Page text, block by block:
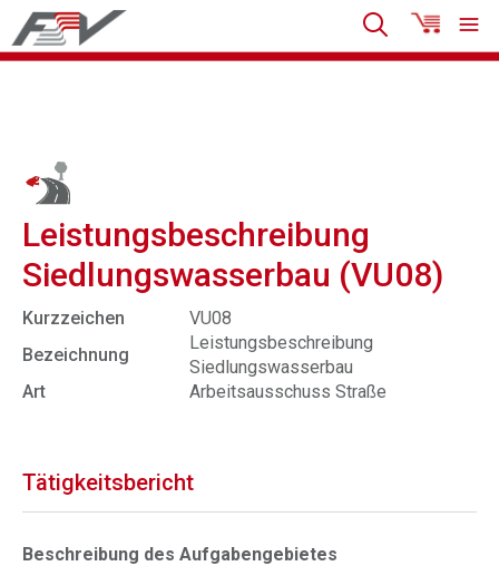
Leistungsbeschreibung
Siedlungswasserbau (VU08)
Kurzzeichen
VU08
Bezeichnung
Leistungsbeschreibung
Siedlungswasserbau
Art
Arbeitsausschuss Straße
Tätigkeitsbericht
Beschreibung des Aufgabengebietes